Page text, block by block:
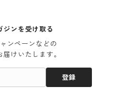
ジンを受け取る
ンペーンなどの
けいたします。
登録